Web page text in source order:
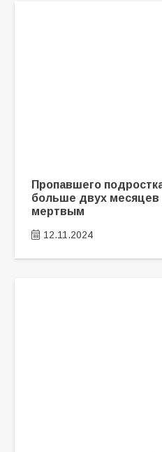
Пропавшего
больше двух месяцев
мертвым
12.11.2024